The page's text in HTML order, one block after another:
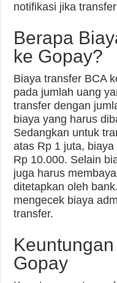
notifikasi jika
Berapa
ke Gopay?
Biaya transfer BCA
pada jumlah uang
transfer dengan
biaya yang harus
Sedangkan untuk
atas Rp 1 juta,
Rp 10.000. Selain
juga harus
ditetapkan oleh
mengecek biaya
transfer.
Gopay